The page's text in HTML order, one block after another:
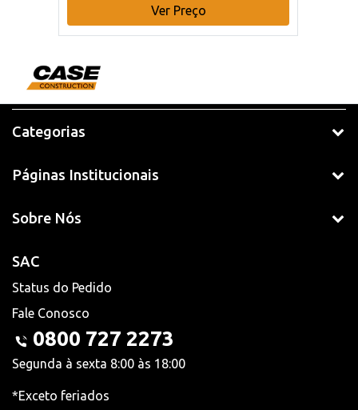
Ver Preço
Categorias
Páginas Institucionais
Sobre Nós
SAC
Status do Pedido
Fale Conosco
0800 727 2273
Segunda à sexta 8:00 às 18:00
*Exceto feriados